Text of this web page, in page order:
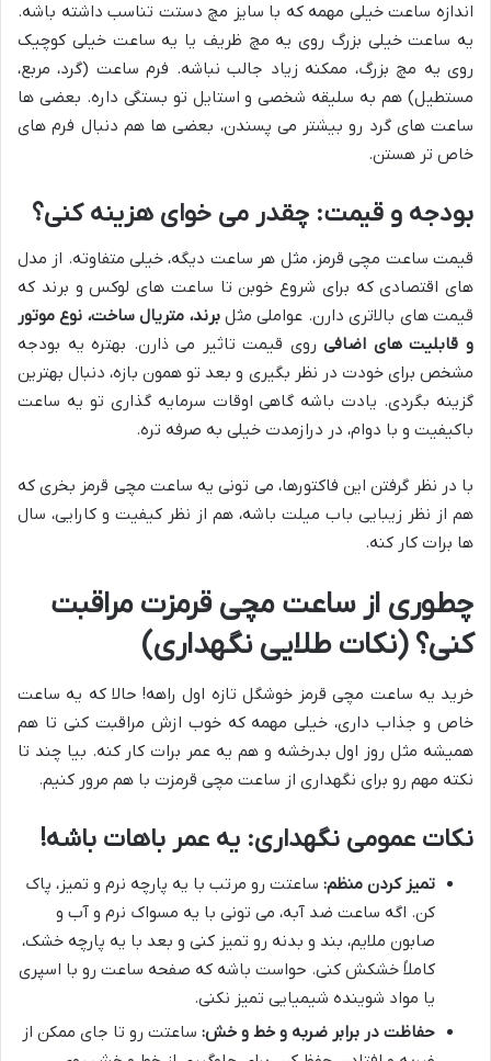
اندازه ساعت خیلی مهمه که با سایز مچ دستت تناسب داشته باشه.
یه ساعت خیلی بزرگ روی یه مچ ظریف یا یه ساعت خیلی کوچیک
روی یه مچ بزرگ، ممکنه زیاد جالب نباشه. فرم ساعت (گرد، مربع،
مستطیل) هم به سلیقه شخصی و استایل تو بستگی داره. بعضی ها
ساعت های گرد رو بیشتر می پسندن، بعضی ها هم دنبال فرم های
خاص تر هستن.
بودجه و قیمت: چقدر می خوای هزینه کنی؟
قیمت ساعت مچی قرمز، مثل هر ساعت دیگه، خیلی متفاوته. از مدل
های اقتصادی که برای شروع خوبن تا ساعت های لوکس و برند که
قیمت های بالاتری دارن. عواملی مثلبرند، متریال ساخت، نوع موتور
و قابلیت های اضافیروی قیمت تاثیر می ذارن. بهتره یه بودجه
مشخص برای خودت در نظر بگیری و بعد تو همون بازه، دنبال بهترین
گزینه بگردی. یادت باشه گاهی اوقات سرمایه گذاری تو یه ساعت
باکیفیت و با دوام، در درازمدت خیلی به صرفه تره.
با در نظر گرفتن این فاکتورها، می تونی یه ساعت مچی قرمز بخری که
هم از نظر زیبایی باب میلت باشه، هم از نظر کیفیت و کارایی، سال
ها برات کار کنه.
چطوری از ساعت مچی قرمزت مراقبت
کنی؟ (نکات طلایی نگهداری)
خرید یه ساعت مچی قرمز خوشگل تازه اول راهه! حالا که یه ساعت
خاص و جذاب داری، خیلی مهمه که خوب ازش مراقبت کنی تا هم
همیشه مثل روز اول بدرخشه و هم یه عمر برات کار کنه. بیا چند تا
نکته مهم رو برای نگهداری از ساعت مچی قرمزت با هم مرور کنیم.
نکات عمومی نگهداری: یه عمر باهات باشه!
تمیز کردن منظم: ساعتت رو مرتب با یه پارچه نرم و تمیز، پاک
کن. اگه ساعت ضد آبه، می تونی با یه مسواک نرم و آب و
صابون ملایم، بند و بدنه رو تمیز کنی و بعد با یه پارچه خشک،
کاملاً خشکش کنی. حواست باشه که صفحه ساعت رو با اسپری
یا مواد شوینده شیمیایی تمیز نکنی.
حفاظت در برابر ضربه و خط و خش: ساعتت رو تا جای ممکن از